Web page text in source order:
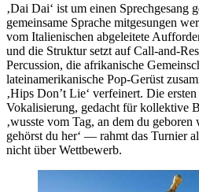
‚Dai Dai‘ ist um einen Sprechgesang
gemeinsame Sprache mitgesungen
vom Italienischen abgeleitete
und die Struktur setzt auf Call-and-
Percussion, die afrikanische
lateinamerikanische Pop-Gerüst
‚Hips Don’t Lie‘ verfeinert. Die
Vokalisierung, gedacht für kollektive
‚wusste vom Tag, an dem du
gehörst du her‘ — rahmt das Turnier
nicht über Wettbewerb.